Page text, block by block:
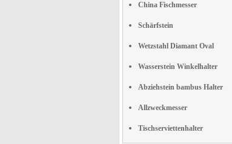
China Fischmesser
Schärfstein
Wetzstahl Diamant Oval
Wasserstein Winkelhalter
Abziehstein bambus Halter
Allzweckmesser
Tischserviettenhalter